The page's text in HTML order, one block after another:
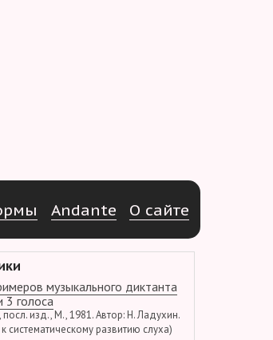
рмы Andante О сайте
музыкального диктанта
3 голоса
посл. изд., М., 1981. Автор: Н. Ладухин.
систематическому развитию слуха)